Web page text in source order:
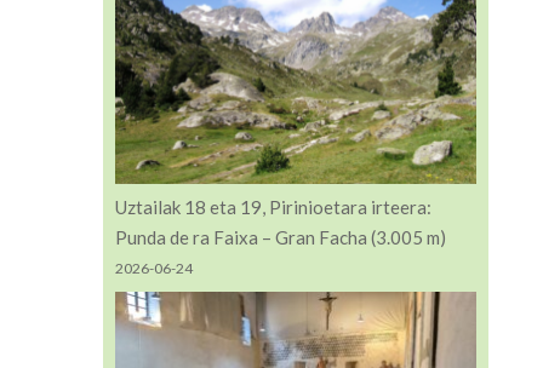
Uztailak 18 eta 19, Pirinioetara irteera:
Punda de ra Faixa – Gran Facha (3.005 m)
2026-06-24